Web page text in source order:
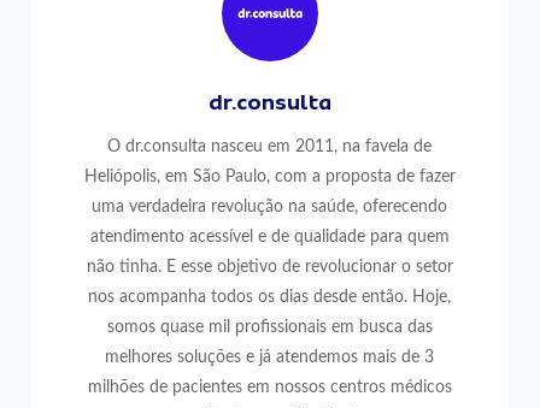
dr.consulta
O dr.consulta nasceu em 2011, na favela de
Heliópolis, em São Paulo, com a proposta de fazer
uma verdadeira revolução na saúde, oferecendo
atendimento acessível e de qualidade para quem
não tinha. E esse objetivo de revolucionar o setor
nos acompanha todos os dias desde então. Hoje,
somos quase mil profissionais em busca das
melhores soluções e já atendemos mais de 3
milhões de pacientes em nossos centros médicos